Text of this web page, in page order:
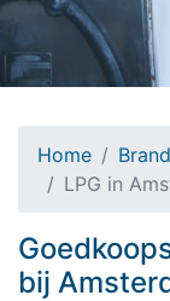
Home
LPG in
bij